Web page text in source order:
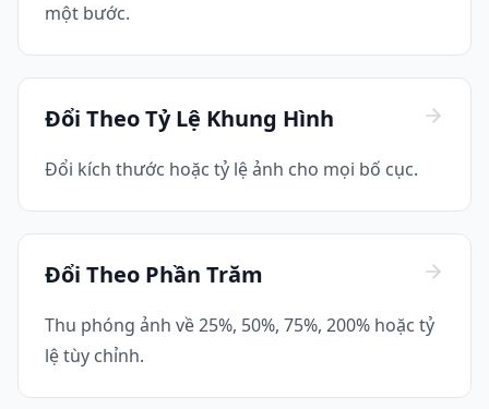
một bước.
Đổi Theo Tỷ Lệ Khung Hình
Đổi kích thước hoặc tỷ lệ ảnh cho mọi bố cục.
Đổi Theo Phần Trăm
Thu phóng ảnh về 25%, 50%, 75%, 200% hoặc tỷ
lệ tùy chỉnh.